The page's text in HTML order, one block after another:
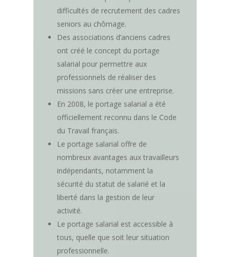
difficultés de recrutement des cadres
seniors au chômage.
Des associations d’anciens cadres
ont créé le concept du portage
salarial pour permettre aux
professionnels de réaliser des
missions sans créer une entreprise.
En 2008, le portage salarial a été
officiellement reconnu dans le Code
du Travail français.
Le portage salarial offre de
nombreux avantages aux travailleurs
indépendants, notamment la
sécurité du statut de salarié et la
liberté dans la gestion de leur
activité.
Le portage salarial est accessible à
tous, quelle que soit leur situation
professionnelle.